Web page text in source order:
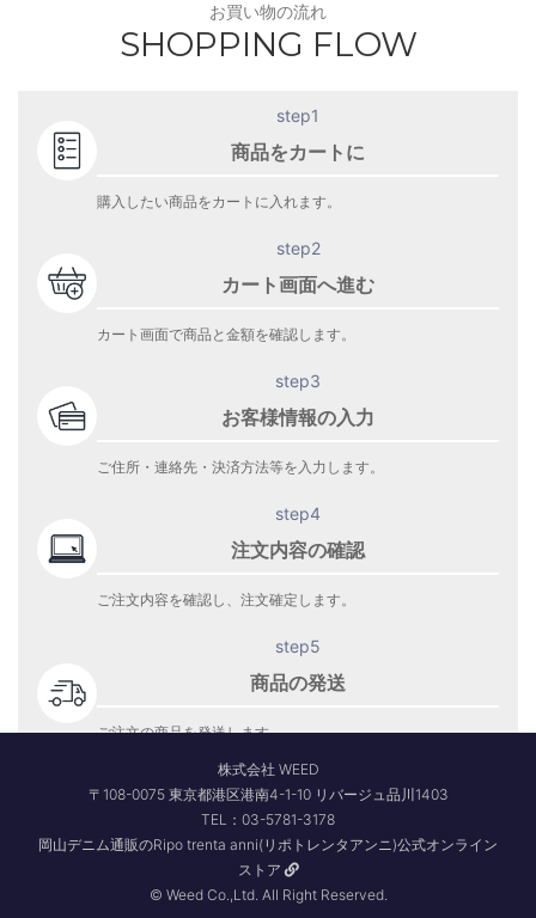
お買い物の流れ
SHOPPING FLOW
step1
商品をカートに
購入したい商品をカートに入れます。
step2
カート画面へ進む
カート画面で商品と金額を確認します。
step3
お客様情報の入力
ご住所・連絡先・決済方法等を入力します。
step4
注文内容の確認
ご注文内容を確認し、注文確定します。
step5
商品の発送
ご注文の商品を発送します。
株式会社 WEED
〒108-0075 東京都港区港南4-1-10 リバージュ品川1403
TEL：03-5781-3178
岡山デニム通販のRipo trenta anni(リポトレンタアンニ)公式オンライン
ストア
© Weed Co.,Ltd. All Right Reserved.